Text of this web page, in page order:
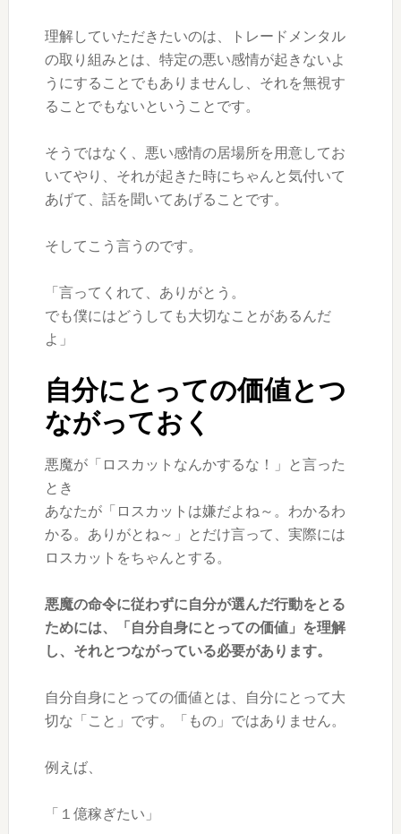
理解していただきたいのは、トレードメンタル
の取り組みとは、特定の悪い感情が起きないよ
うにすることでもありませんし、それを無視す
ることでもないということです。
そうではなく、悪い感情の居場所を用意してお
いてやり、それが起きた時にちゃんと気付いて
あげて、話を聞いてあげることです。
そしてこう言うのです。
「言ってくれて、ありがとう。
でも僕にはどうしても大切なことがあるんだ
よ」
自分にとっての価値とつ
ながっておく
悪魔が「ロスカットなんかするな！」と言った
とき
あなたが「ロスカットは嫌だよね～。わかるわ
かる。ありがとね～」とだけ言って、実際には
ロスカットをちゃんとする。
悪魔の命令に従わずに自分が選んだ行動をとる
ためには、「自分自身にとっての価値」を理解
し、それとつながっている必要があります。
自分自身にとっての価値とは、自分にとって大
切な「こと」です。「もの」ではありません。
例えば、
「１億稼ぎたい」